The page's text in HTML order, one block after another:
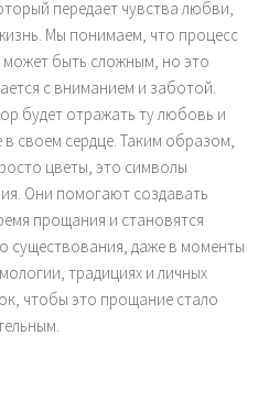
передает чувства любви,
Мы понимаем, что процесс
быть сложным, но это
с вниманием и заботой.
будет отражать ту любовь и
своем сердце. Таким образом,
цветы, это символы
Они помогают создавать
прощания и становятся
существования, даже в моменты
традициях и личных
чтобы это прощание стало